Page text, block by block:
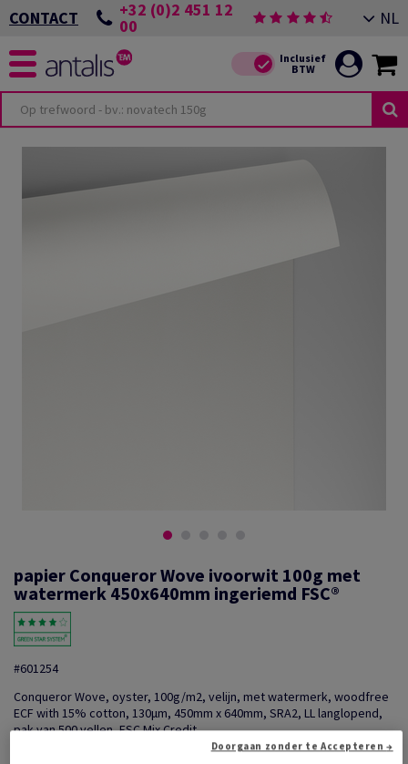
CONTACT +32 (0)2 451 12
00 NL
papier Conqueror Wove ivoorwit 100g met
watermerk 450x640mm ingeriemd FSC®
#601254
Conqueror Wove, oyster, 100g/m2, velijn, met watermerk, woodfree
ECF with 15% cotton, 130µm, 450mm x 640mm, SRA2, LL langlopend,
pak van 500 vellen, FSC Mix Credit
Delen via e-mail
Doorgaan zonder te Accepteren →